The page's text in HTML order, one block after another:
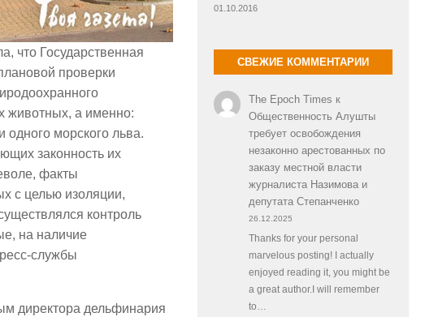
что Государственная
проверки
животных, а именно:
одного морского льва.
законность их
факты
с целью изоляции,
контроль
на наличие
службы
директора дельфинария
01.10.2016
СВЕЖИЕ КОММЕНТАРИИ
The Epoch Times к
Общественность Алушты
требует освобождения
незаконно арестованных по
заказу местной власти
журналиста Назимова и
депутата Степанченко
26.12.2025
Thanks for your personal
marvelous posting! I actually
enjoyed reading it, you might be
a great author.I will remember
to…